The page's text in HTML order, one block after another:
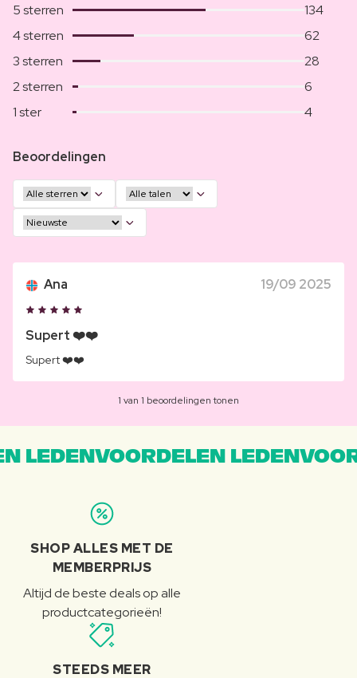
5 sterren
134
4 sterren
62
3 sterren
28
2 sterren
6
1 ster
4
Beoordelingen
Ana 19/09 2025
Supert ❤️❤️
Supert ❤️❤️
1 van 1 beoordelingen tonen
LEDENVOORDELEN
SHOP ALLES MET DE
MEMBERPRIJS
Altijd de beste deals op alle
productcategorieën!
STEEDS MEER